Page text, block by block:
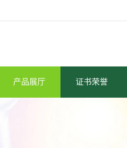
产品展厅 证书荣誉